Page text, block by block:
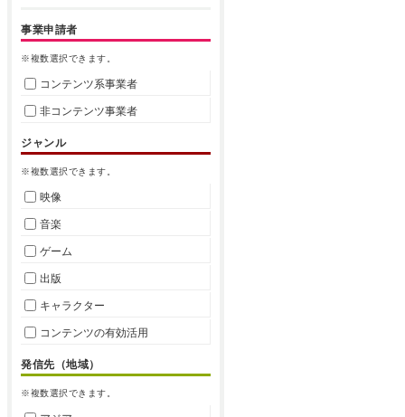
事業申請者
※複数選択できます。
コンテンツ系事業者
非コンテンツ事業者
ジャンル
※複数選択できます。
映像
音楽
ゲーム
出版
キャラクター
コンテンツの有効活用
発信先（地域）
※複数選択できます。